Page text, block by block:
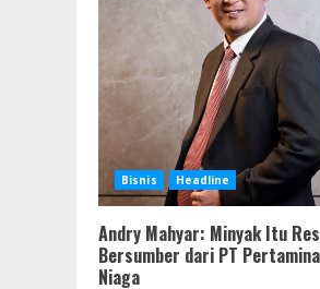
Bisnis Headline
Andry Mahyar: Minyak Itu
Bersumber dari PT
Niaga